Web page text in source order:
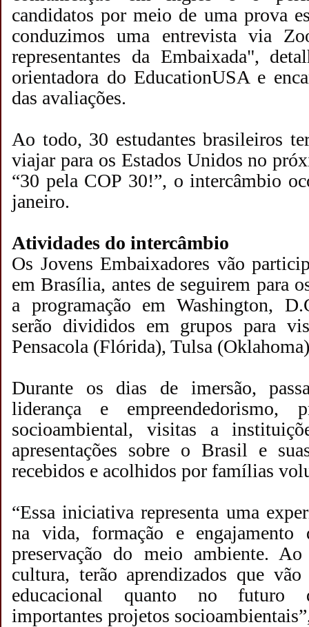
candidatos por meio de uma prova
conduzimos uma entrevista via
representantes da Embaixada",
orientadora do EducationUSA e
das avaliações.
Ao todo, 30 estudantes brasileiros
viajar para os Estados Unidos no
“30 pela COP 30!”, o intercâmbio
janeiro.
Atividades do intercâmbio
Os Jovens Embaixadores vão
em Brasília, antes de seguirem para
a programação em Washington,
serão divididos em grupos para
Pensacola (Flórida), Tulsa
Durante os dias de imersão,
liderança e empreendedorismo,
socioambiental, visitas a
apresentações sobre o Brasil e
recebidos e acolhidos por famílias
“Essa iniciativa representa uma
na vida, formação e engajamento
preservação do meio ambiente.
cultura, terão aprendizados que
educacional quanto no futuro
importantes projetos